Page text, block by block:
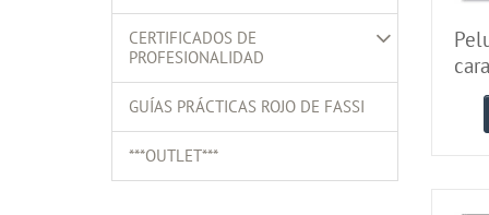
CERTIFICADOS DE
PROFESIONALIDAD
GUÍAS PRÁCTICAS ROJO DE FASSI
***OUTLET***